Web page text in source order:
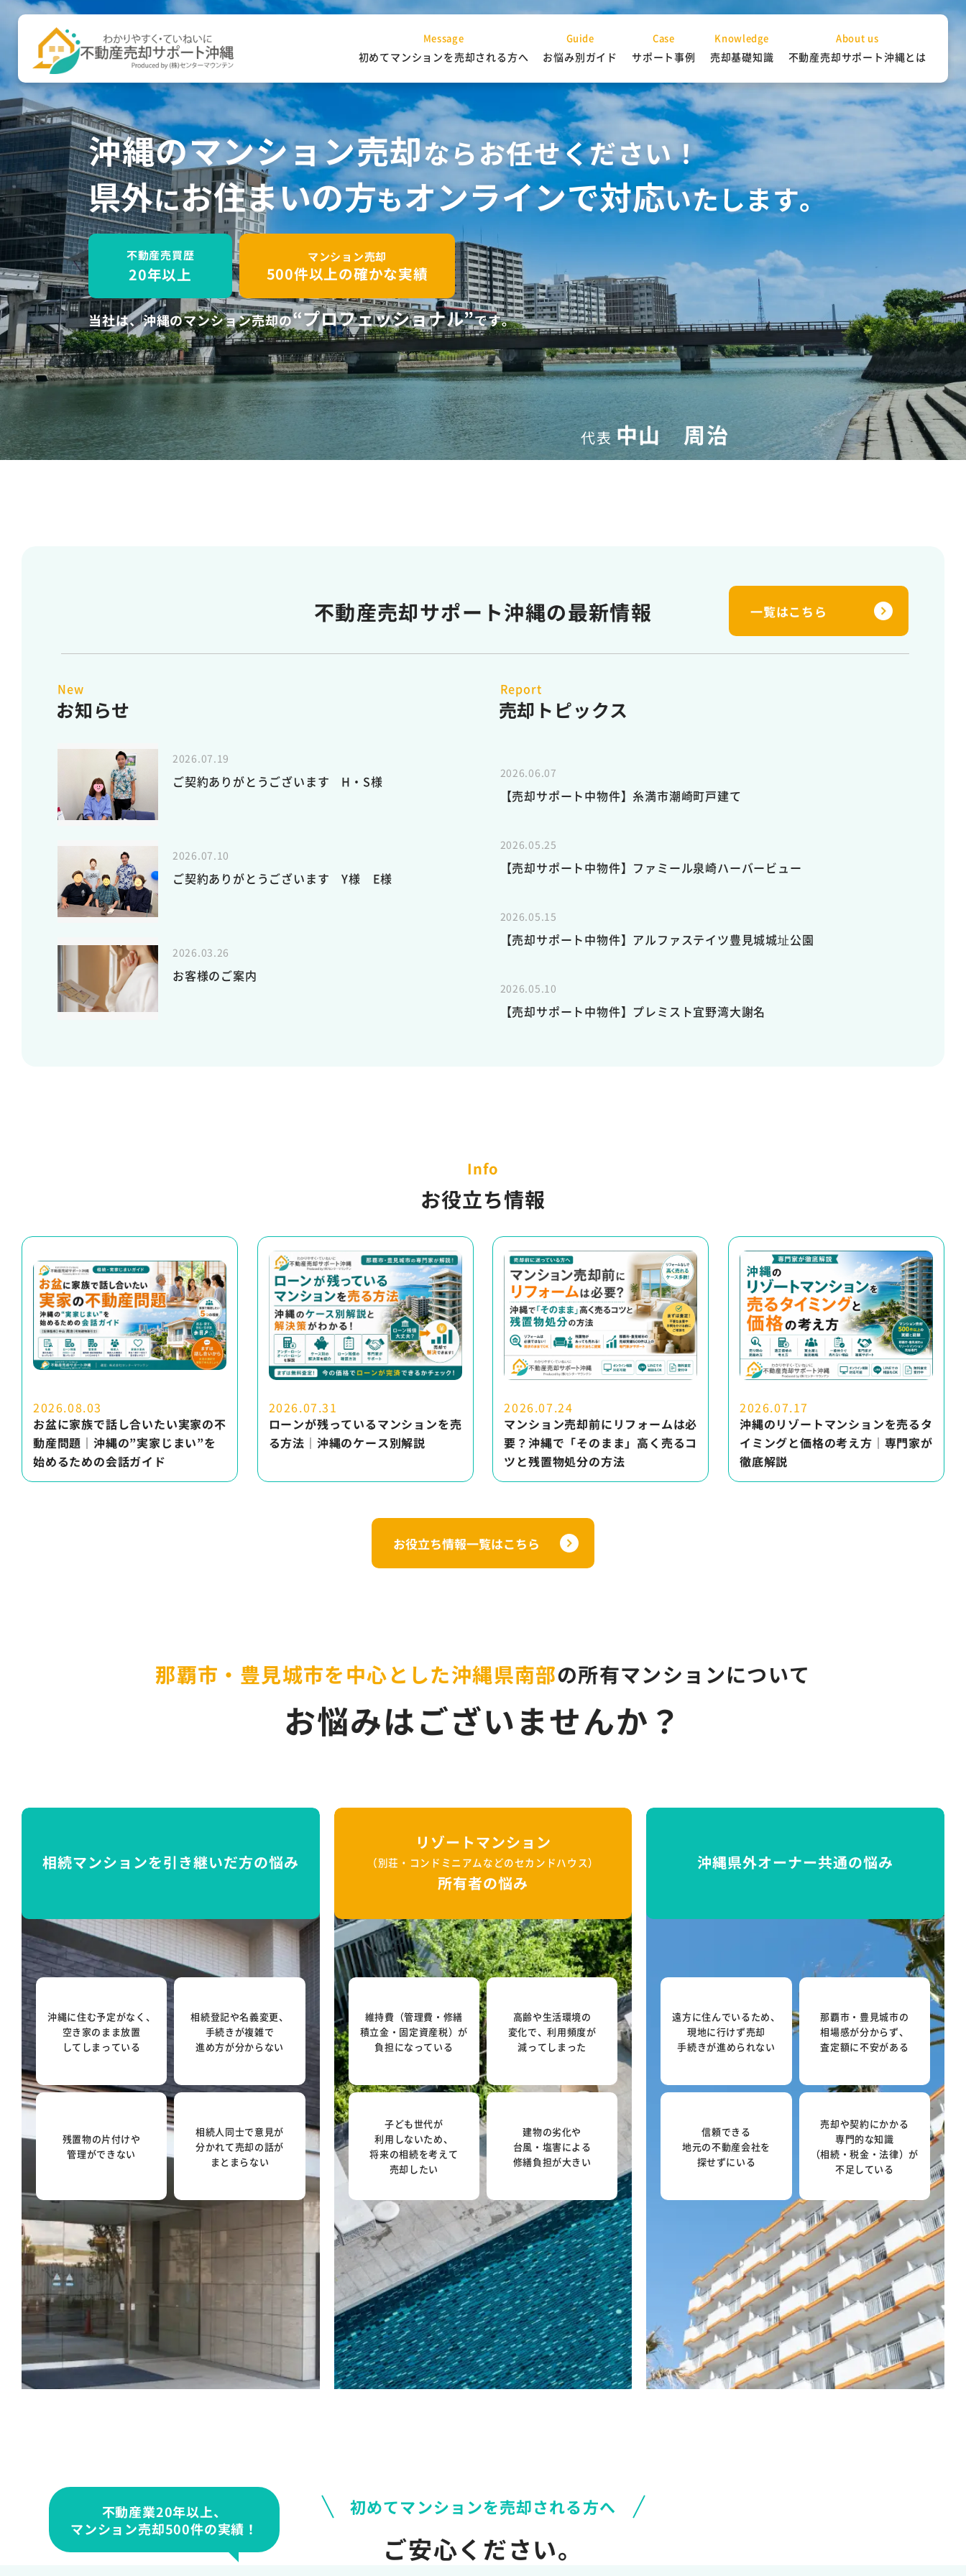
Message
初めてマンションを売却される方へ
Guide
お悩み別ガイド
Case
サポート事例
Knowledge
売却基礎知識
About us
不動産売却サポート沖縄とは
沖縄のマンション売却ならお任せください！
県外にお住まいの方もオンラインで対応いたします。
不動産売買歴
20年以上
マンション売却
500件以上の確かな実績
当社は、沖縄のマンション売却の“プロフェッショナル”です。
代表中山 周治
不動産売却サポート沖縄の最新情報
New
お知らせ
2026.07.19
ご契約ありがとうございます H・S様
2026.07.10
ご契約ありがとうございます Y様 E様
2026.03.26
お客様のご案内
Report
売却トピックス
2026.06.07
【売却サポート中物件】糸満市潮崎町戸建て
2026.05.25
【売却サポート中物件】ファミール泉崎ハーバービュー
2026.05.15
【売却サポート中物件】アルファステイツ豊見城城址公園
2026.05.10
【売却サポート中物件】プレミスト宜野湾大謝名
一覧はこちら
Info
お役立ち情報
2026.08.03
お盆に家族で話し合いたい実家の不
動産問題｜沖縄の”実家じまい”を
始めるための会話ガイド
2026.07.31
ローンが残っているマンションを売
る方法｜沖縄のケース別解説
2026.07.24
マンション売却前にリフォームは必
要？沖縄で「そのまま」高く売るコ
ツと残置物処分の方法
2026.07.17
沖縄のリゾートマンションを売るタ
イミングと価格の考え方｜専門家が
徹底解説
お役立ち情報一覧はこちら
那覇市・豊見城市を中心とした沖縄県南部の所有マンションについて
お悩みはございませんか？
相続マンションを引き継いだ方の悩み
沖縄に住む予定がなく、
空き家のまま放置
してしまっている
相続登記や名義変更、
手続きが複雑で
進め方が分からない
残置物の片付けや
管理ができない
相続人同士で意見が
分かれて売却の話が
まとまらない
リゾートマンション
（別荘・コンドミニアムなどのセカンドハウス）
所有者の悩み
維持費（管理費・修繕
積立金・固定資産税）が
負担になっている
高齢や生活環境の
変化で、利用頻度が
減ってしまった
子ども世代が
利用しないため、
将来の相続を考えて
売却したい
建物の劣化や
台風・塩害による
修繕負担が大きい
沖縄県外オーナー共通の悩み
遠方に住んでいるため、
現地に行けず売却
手続きが進められない
那覇市・豊見城市の
相場感が分からず、
査定額に不安がある
信頼できる
地元の不動産会社を
探せずにいる
売却や契約にかかる
専門的な知識
（相続・税金・法律）が
不足している
初めてマンションを売却される方へ
不動産業20年以上、
マンション売却500件の実績！
ご安心ください。